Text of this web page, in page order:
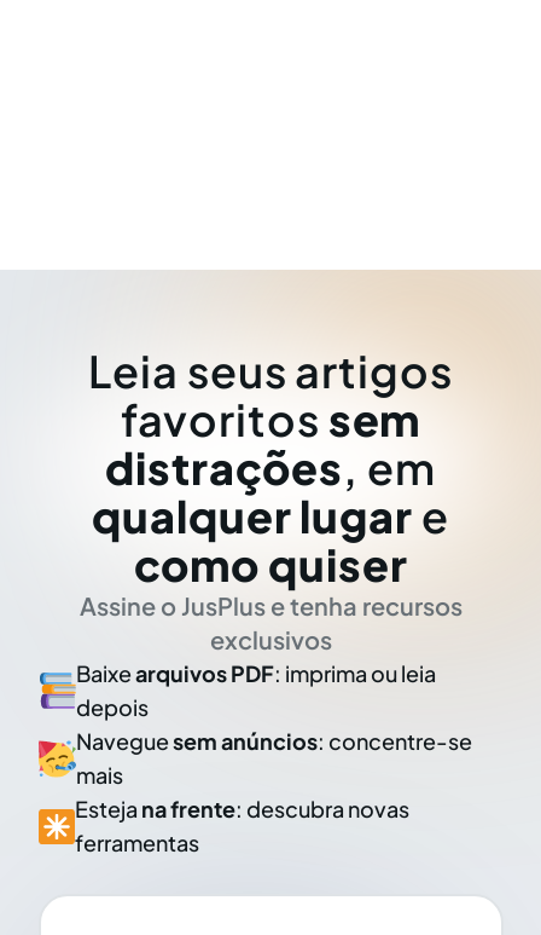
Leia seus artigos
favoritos sem
distrações, em
qualquer lugar e
como quiser
Assine o JusPlus e tenha recursos
exclusivos
Baixearquivos PDF: imprima ou leia
depois
Naveguesem anúncios: concentre-se
mais
Esteja na frente: descubra novas
ferramentas